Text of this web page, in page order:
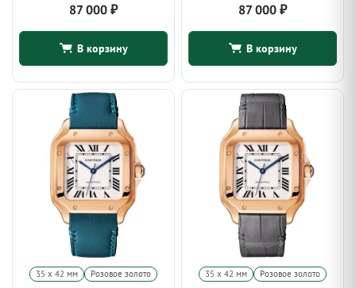
87 000 ₽
В корзину
87 000 ₽
В корзину
35 х 42 мм Розовое золото 35 х 42 мм Розовое золото